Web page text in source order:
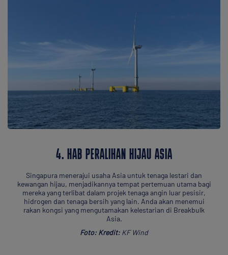
4. HAB PERALIHAN HIJAU ASIA
Singapura menerajui usaha Asia untuk tenaga lestari dan
kewangan hijau, menjadikannya tempat pertemuan utama bagi
mereka yang terlibat dalam projek tenaga angin luar pesisir,
hidrogen dan tenaga bersih yang lain. Anda akan menemui
rakan kongsi yang mengutamakan kelestarian di Breakbulk
Asia.
Foto: Kredit: KF Wind